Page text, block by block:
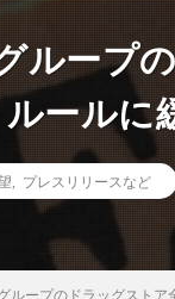
ループ
ールに
プレスリリースなど
ループのドラッグスト